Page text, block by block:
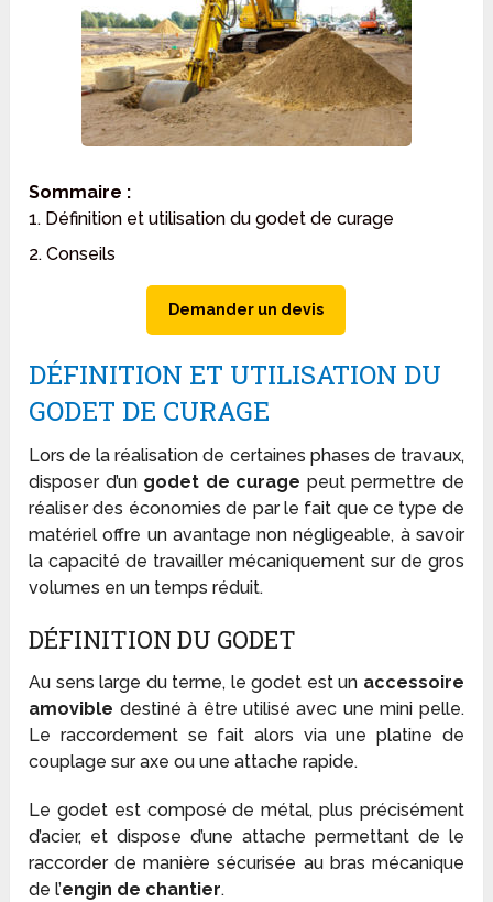
Sommaire :
1. Définition et utilisation du godet de curage
2. Conseils
Demander un devis
DÉFINITION ET UTILISATION DU
GODET DE CURAGE
Lors de la réalisation de certaines phases de travaux,
disposer d’un godet de curage peut permettre de
réaliser des économies de par le fait que ce type de
matériel offre un avantage non négligeable, à savoir
la capacité de travailler mécaniquement sur de gros
volumes en un temps réduit.
DÉFINITION DU GODET
Au sens large du terme, le godet est un accessoire
amovible destiné à être utilisé avec une mini pelle.
Le raccordement se fait alors via une platine de
couplage sur axe ou une attache rapide.
Le godet est composé de métal, plus précisément
d’acier, et dispose d’une attache permettant de le
raccorder de manière sécurisée au bras mécanique
de l’engin de chantier.